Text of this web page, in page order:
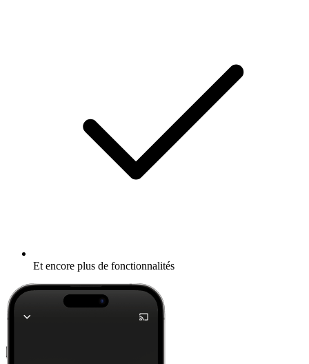
Et encore plus de fonctionnalités